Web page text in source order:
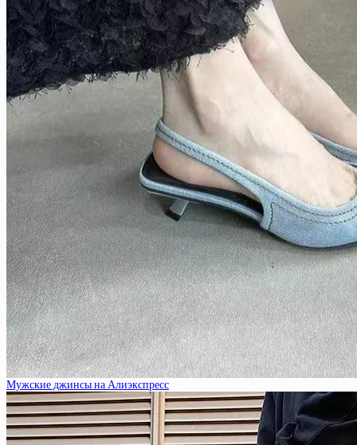
Мужские джинсы на Алиэкспресс